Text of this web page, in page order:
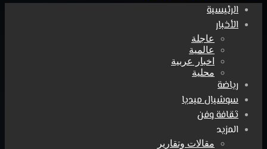
الرئيسية
الأخبار
عاجلة
عالمية
اخبار عربية
محلية
رياضة
سوشيال ميديا
ثقافة وفن
المزيد
مقالات وتقارير